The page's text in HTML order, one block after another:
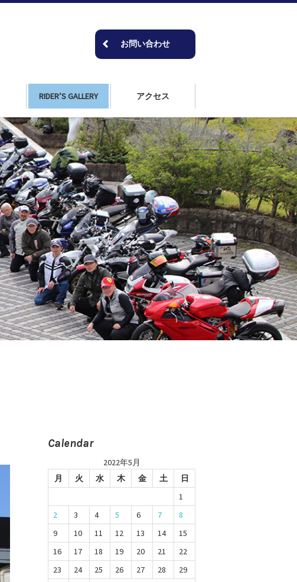
お問い合わせ
RIDER’S GALLERY アクセス
Calendar
2022年5月
月
火 水 木 金 土 日
1
2
3 4 5 6 7
8
9
10 11 12 13 14
15
16
17 18 19 20 21
22
23
24 25 26 27 28
29